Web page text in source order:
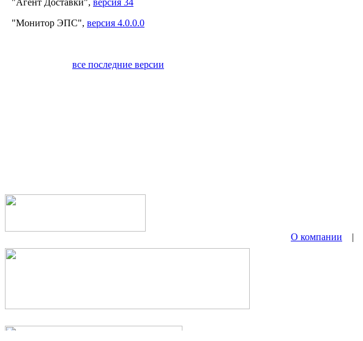
"Монитор ЭПС", версия 4.0.0.0
все последние версии
О компании |